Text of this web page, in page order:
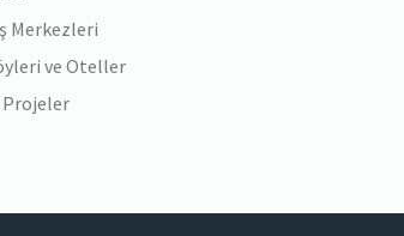
Merkezleri
ve Oteller
Projeler